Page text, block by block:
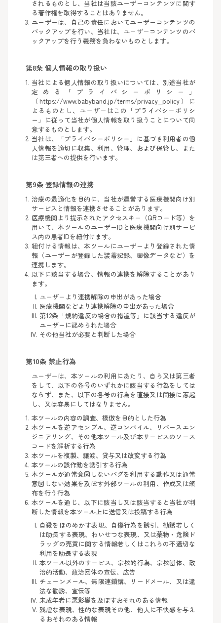
されるものとし、当社は当該ユーザーコンテンツに関す
る著作権を取得することはありません。
ユーザーは、自己の責任においてユーザーコンテンツの
バックアップを行い、当社は、ユーザーコンテンツのバ
ックアップを行う義務を負わないものとします。
第8条 個人情報の取り扱い
当社による個人情報の取り扱いについては、別途当社が
定める「プライバシーポリシー」
（https://www.babyband.jp/terms/privacy_policy）に
よるものとし、ユーザーはこの「プライバシーポリシ
ー」に従って当社が個人情報を取り扱うことについて同
意するものとします。
当社は、「プライバシーポリシー」に基づき利用者の個
人情報を適切に収集、利用、管理、および保管し、また
は第三者への提供を行います。
第9条 登録情報の連携
治療の最適化を目的に、当社が運営する医療機関向け別
サービスと情報を連携させることがあります。
医療機関より提示されたアクセスキー（QRコード等）を
用いて、本ツールのユーザーIDと医療機関向け別サービ
ス内の患者IDを紐付けます。
紐付ける情報は、本ツールにユーザーより登録された情
報（ユーザーが登録した装着記録、画像データなど）を
連携します。
以下に該当する場合、情報の連携を解除することがあり
ます。
ユーザーより連携解除の申出があった場合
医療機関などより連携解除の申出があった場合
第12条「規約違反の場合の措置等」に該当する違反が
ユーザーに認められた場合
その他当社が必要と判断した場合
第10条 禁止行為
ユーザーは、本ツールの利用にあたり、自ら又は第三者
をして、以下の各号のいずれかに該当する行為をしては
ならず、また、以下の各号の行為を直接又は間接に惹起
し、又は容易にしてはなりません。
本ツールの内容の調査、模倣を目的とした行為
本ツールを逆アセンブル、逆コンパイル、リバースエン
ジニアリング、その他本ツール及び本サービスのソース
コードを解析する行為
本ツールを複製、譲渡、貸与又は改変する行為
本ツールの誤作動を誘引する行為
本ツールが通常意図しないバグを利用する動作又は通常
意図しない効果を及ぼす外部ツールの利用、作成又は頒
布を行う行為
本ツールを通じ、以下に該当し又は該当すると当社が判
断した情報を本ツール上に送信又は投稿する行為
自殺をほのめかす表現、自傷行為を誘引、勧誘若しく
は助長する表現、わいせつな表現、又は薬物・危険ド
ラッグの売買に関する情報若しくはこれらの不適切な
利用を助長する表現
本ツール以外のサービス、宗教的行為、宗教団体、政
治的活動、政治団体の宣伝、広告
チェーンメール、無限連鎖講、リードメール、又は違
法な勧誘、宣伝等
未成年者に悪影響を及ぼすおそれのある情報
残虐な表現、性的な表現その他、他人に不快感を与え
るおそれのある情報